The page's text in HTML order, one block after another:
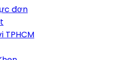
đơn
TPHCM